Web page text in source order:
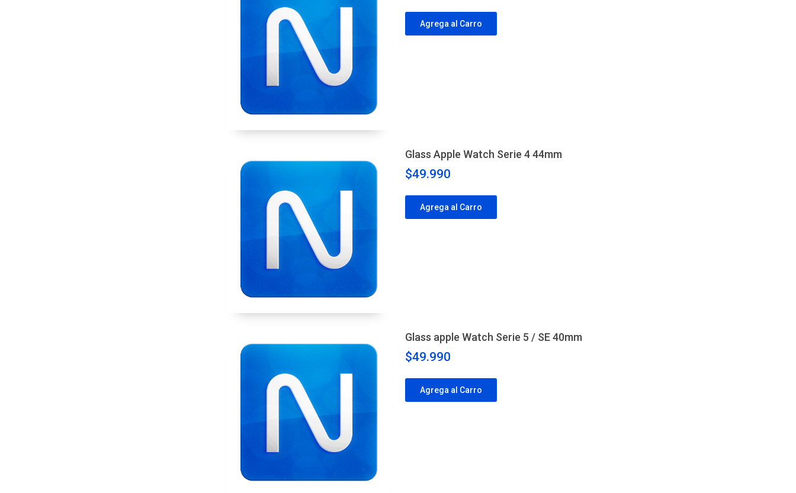
Agrega al Carro
Glass Apple Watch Serie 4 44mm
$49.990
Agrega al Carro
Glass apple Watch Serie 5 / SE 40mm
$49.990
Agrega al Carro